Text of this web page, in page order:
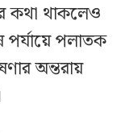
কথা থাকলেও
পর্যায়ে পলাতক
অন্তরায়